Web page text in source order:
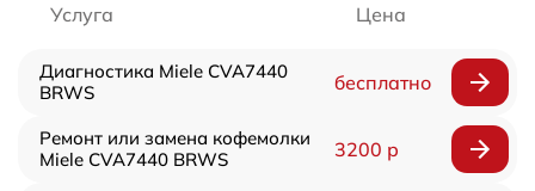
Услуга Цена
Диагностика Miele CVA7440
BRWS
бесплатно
Ремонт или замена кофемолки
Miele CVA7440 BRWS
3200 р